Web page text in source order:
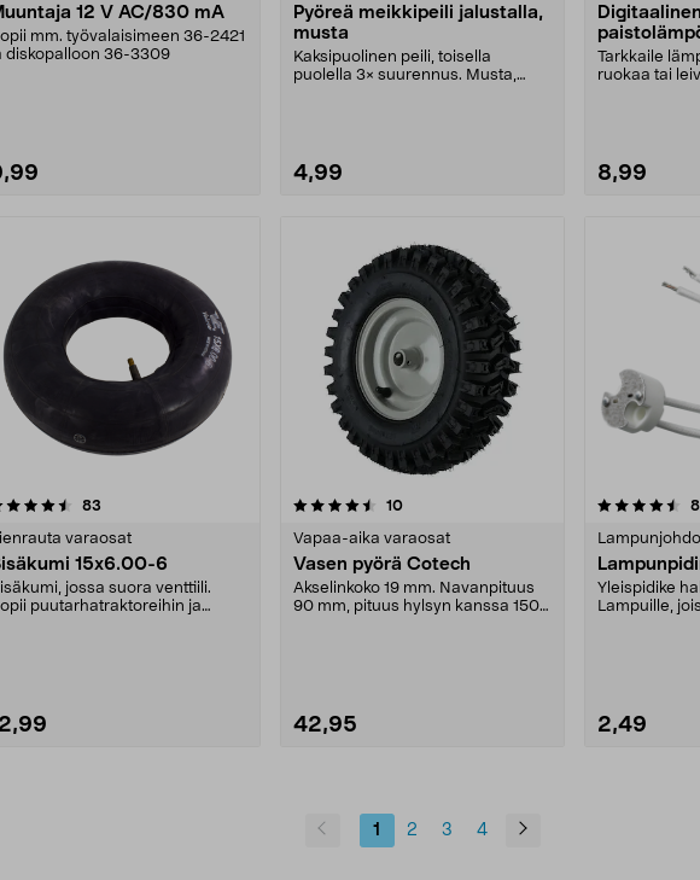
12 V AC/830 mA
mm. työvalaisimeen 36-2421
diskopalloon 36-3309
Pyöreä meikkipeili jalustalla,
musta
Kaksipuolinen peili, toisella
puolella 3× suurennus. Musta,
4,99
Digitaalinen
Tarkkaile
ruokaa tai
8,99
83
varaosat
15x6.00-6
jossa suora venttiili.
puutarhatraktoreihin ja
4.5 viidestä
10arvostelut
Vapaa-aika varaosat
Vasen pyörä Cotech
Akselinkoko 19 mm. Navanpituus
90 mm, pituus hylsyn kanssa 150
42,95
4.5 viidestä
Yleispidike
Lampuille,
2,49
1 2 3 4